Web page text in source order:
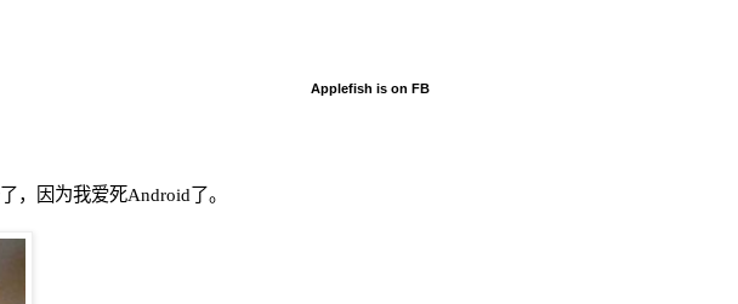
，因为我爱死Android了。
Applefish is on FB